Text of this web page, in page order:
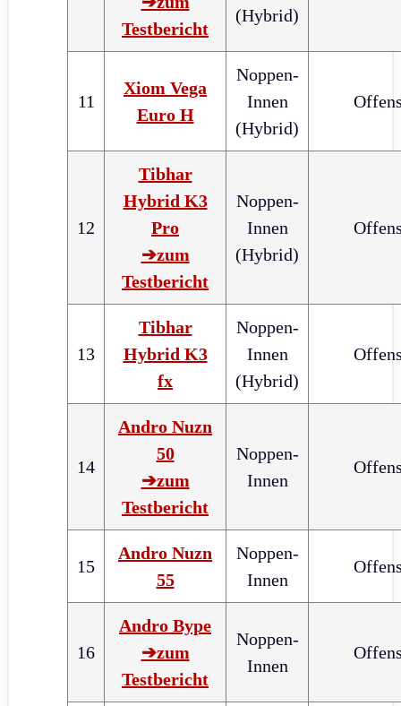
Testbericht
(Hybrid)
11
Xiom Vega
Euro H
Noppen-
Innen
(Hybrid)
12
Tibhar
Hybrid K3
Pro
➔zum
Testbericht
Noppen-
Innen
(Hybrid)
13
Tibhar
Hybrid K3
fx
Noppen-
Innen
(Hybrid)
14
Andro Nuzn
50
➔zum
Testbericht
Noppen-
Innen
15
Andro Nuzn
55
Noppen-
Innen
16
Andro Bype
➔zum
Testbericht
Noppen-
Innen